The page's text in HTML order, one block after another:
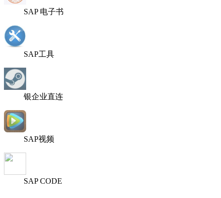
SAP 电子书
SAP工具
银企业直连
SAP视频
SAP CODE